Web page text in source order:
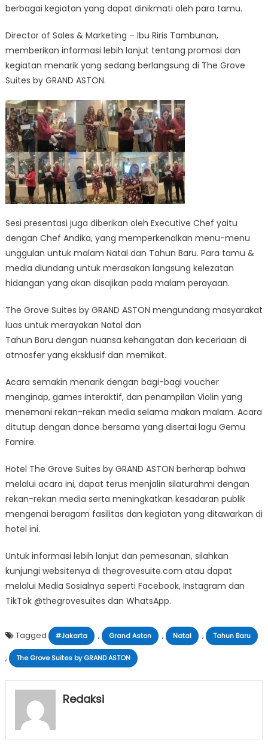
berbagai kegiatan yang dapat dinikmati oleh para tamu.
Director of Sales & Marketing – Ibu Riris Tambunan,
memberikan informasi lebih lanjut tentang promosi dan
kegiatan menarik yang sedang berlangsung di The Grove
Suites by GRAND ASTON.
Sesi presentasi juga diberikan oleh Executive Chef yaitu
dengan Chef Andika, yang memperkenalkan menu-menu
unggulan untuk malam Natal dan Tahun Baru. Para tamu &
media diundang untuk merasakan langsung kelezatan
hidangan yang akan disajikan pada malam perayaan.
The Grove Suites by GRAND ASTON mengundang masyarakat
luas untuk merayakan Natal dan
Tahun Baru dengan nuansa kehangatan dan keceriaan di
atmosfer yang eksklusif dan memikat.
Acara semakin menarik dengan bagi-bagi voucher
menginap, games interaktif, dan penampilan Violin yang
menemani rekan-rekan media selama makan malam. Acara
ditutup dengan dance bersama yang disertai lagu Gemu
Famire.
Hotel The Grove Suites by GRAND ASTON berharap bahwa
melalui acara ini, dapat terus menjalin silaturahmi dengan
rekan-rekan media serta meningkatkan kesadaran publik
mengenai beragam fasilitas dan kegiatan yang ditawarkan di
hotel ini.
Untuk informasi lebih lanjut dan pemesanan, silahkan
kunjungi websitenya di thegrovesuite.com atau dapat
melalui Media Sosialnya seperti Facebook, Instagram dan
TikTok @thegrovesuites dan WhatsApp.
Tagged #Jakarta , Grand Aston , Natal , Tahun Baru
, The Grove Suites by GRAND ASTON
Redaksi